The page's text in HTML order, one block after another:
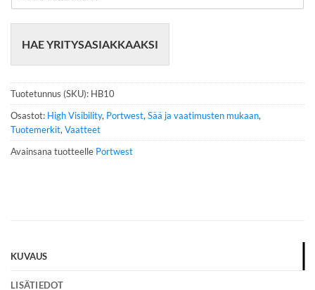
n
u
m
e
r
o
HAE YRITYSASIAKKAAKSI
Tuotetunnus (SKU): HB10
Osastot: High Visibility, Portwest, Sää ja vaatimusten mukaan,
Tuotemerkit, Vaatteet
Avainsana tuotteelle Portwest
KUVAUS
LISÄTIEDOT